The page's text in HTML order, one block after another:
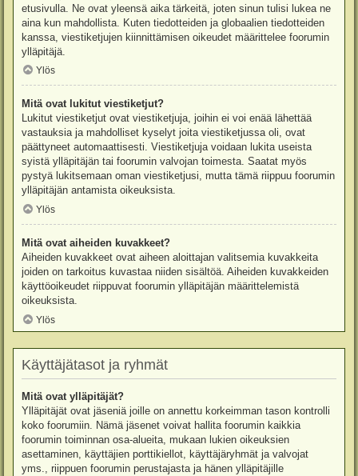
etusivulla. Ne ovat yleensä aika tärkeitä, joten sinun tulisi lukea ne
aina kun mahdollista. Kuten tiedotteiden ja globaalien tiedotteiden
kanssa, viestiketjujen kiinnittämisen oikeudet määrittelee foorumin
ylläpitäjä.
Ylös
Mitä ovat lukitut viestiketjut?
Lukitut viestiketjut ovat viestiketjuja, joihin ei voi enää lähettää
vastauksia ja mahdolliset kyselyt joita viestiketjussa oli, ovat
päättyneet automaattisesti. Viestiketjuja voidaan lukita useista
syistä ylläpitäjän tai foorumin valvojan toimesta. Saatat myös
pystyä lukitsemaan oman viestiketjusi, mutta tämä riippuu foorumin
ylläpitäjän antamista oikeuksista.
Ylös
Mitä ovat aiheiden kuvakkeet?
Aiheiden kuvakkeet ovat aiheen aloittajan valitsemia kuvakkeita
joiden on tarkoitus kuvastaa niiden sisältöä. Aiheiden kuvakkeiden
käyttöoikeudet riippuvat foorumin ylläpitäjän määrittelemistä
oikeuksista.
Ylös
Käyttäjätasot ja ryhmät
Mitä ovat ylläpitäjät?
Ylläpitäjät ovat jäseniä joille on annettu korkeimman tason kontrolli
koko foorumiin. Nämä jäsenet voivat hallita foorumin kaikkia
foorumin toiminnan osa-alueita, mukaan lukien oikeuksien
asettaminen, käyttäjien porttikiellot, käyttäjäryhmät ja valvojat
yms., riippuen foorumin perustajasta ja hänen ylläpitäjille